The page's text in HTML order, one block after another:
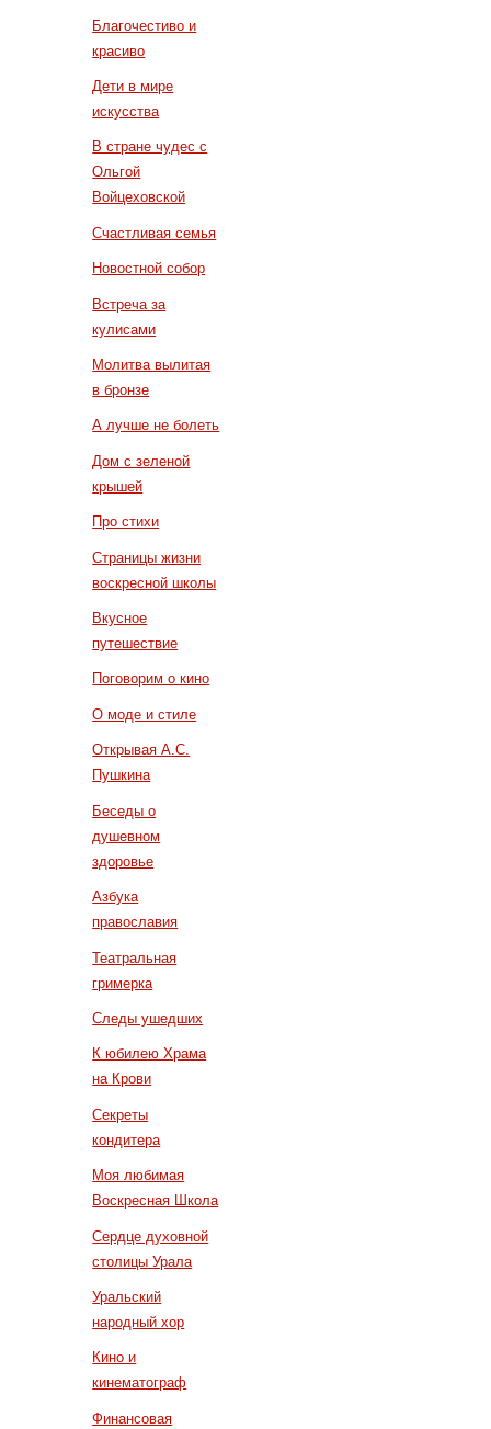
Благочестиво и
красиво
Дети в мире
искусства
В стране чудес с
Ольгой
Войцеховской
Счастливая семья
Новостной собор
Встреча за
кулисами
Молитва вылитая
в бронзе
А лучше не болеть
Дом с зеленой
крышей
Про стихи
Страницы жизни
воскресной школы
Вкусное
путешествие
Поговорим о кино
О моде и стиле
Открывая А.С.
Пушкина
Беседы о
душевном
здоровье
Азбука
православия
Театральная
гримерка
Следы ушедших
К юбилею Храма
на Крови
Секреты
кондитера
Моя любимая
Воскресная Школа
Сердце духовной
столицы Урала
Уральский
народный хор
Кино и
кинематограф
Финансовая